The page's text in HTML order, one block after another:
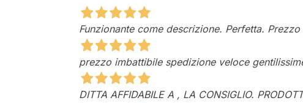
Funzionante come descrizione. Perfetta.
prezzo imbattibile spedizione veloce
DITTA AFFIDABILE A , LA CONSIGLIO.